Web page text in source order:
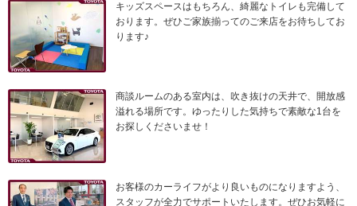
キッズスペースはもちろん、綺麗なトイレも完備して
おります。ぜひご家族揃ってのご来店をお待ちしてお
ります♪
商談ルームのある室内は、吹き抜けの天井で、開放感
溢れる場所です。ゆったりした気持ちで素敵な1台を
お探しくださいませ！
お客様のカーライフがより良いものになりますよう、
スタッフが全力でサポートいたします。ぜひお気軽に